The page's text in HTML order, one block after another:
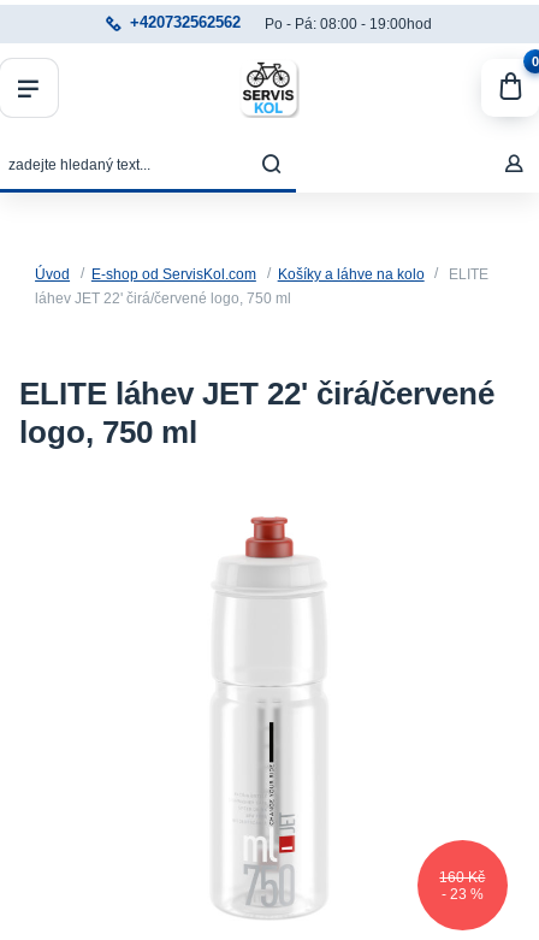
+420732562562 Po - Pá: 08:00 - 19:00hod
0
Úvod E-shop od ServisKol.com Košíky a láhve na kolo
ELITE
láhev JET 22' čirá/červené logo, 750 ml
ELITE láhev JET 22' čirá/červené
logo, 750 ml
160 Kč
- 23 %